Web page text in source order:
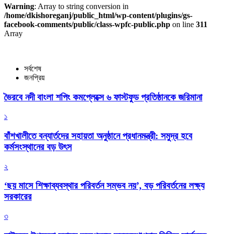
Warning: Array to string conversion in
/home/dkishoreganj/public_html/wp-content/plugins/gs-
facebook-comments/public/class-wpfc-public.php on line 311
Array
সর্বশেষ
জনপ্রিয়
ভৈরবে নদী বাংলা শপিং কমপ্লেক্সে ৬ ফাস্টফুড প্রতিষ্ঠানকে জরিমানা
১
বাঁশখালীতে বন্যার্তদের সহায়তা অনুষ্ঠানে প্রধানমন্ত্রী: সমুদ্র হবে
কর্মসংস্থানের বড় উৎস
২
‘ছয় মাসে শিক্ষাব্যবস্থার পরিবর্তন সম্ভব নয়’, বড় পরিবর্তনের লক্ষ্য
সরকারের
৩